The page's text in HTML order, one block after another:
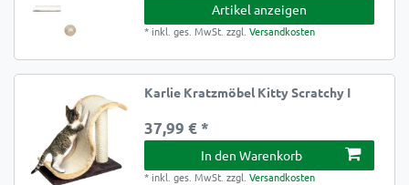
Artikel anzeigen
* inkl. ges. MwSt. zzgl.Versandkosten
Karlie Kratzmöbel Kitty Scratchy I
37,99 € *
In den Warenkorb
* inkl. ges. MwSt. zzgl.Versandkosten